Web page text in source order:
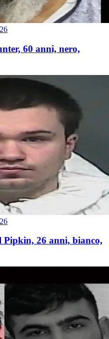
60 anni, nero,
Pipkin, 26 anni, bianco,